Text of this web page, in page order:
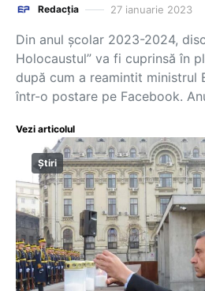
Redacția 27 ianuarie 2023
Din anul școlar 2023-2024,
Holocaustul” va fi cuprinsă în
după cum a reamintit ministrul
într-o postare pe Facebook.
Vezi articolul
Știri